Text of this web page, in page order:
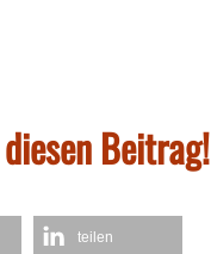
Beitrag!
teilen